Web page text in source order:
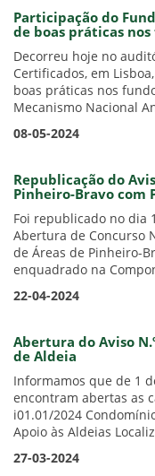
Participação do
de boas práticas
Decorreu hoje no
Certificados, em
boas práticas nos
Mecanismo Nacional
08-05-2024
Republicação do
Pinheiro-Bravo com
Foi republicado no dia
Abertura de Concurso
de Áreas de Pinheiro-
enquadrado na
22-04-2024
Abertura do Aviso
de Aldeia
Informamos que de 1
encontram abertas as
i01.01/2024
Apoio às Aldeias
27-03-2024